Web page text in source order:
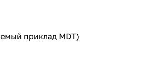
приклад MDT)